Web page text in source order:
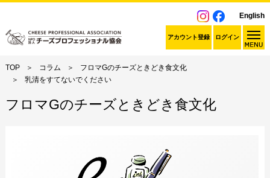
English
アカウント登録 ログイン
TOP コラム
フロマGのチーズときどき食文化
乳清をすてないでください
フロマGのチーズときどき食文化